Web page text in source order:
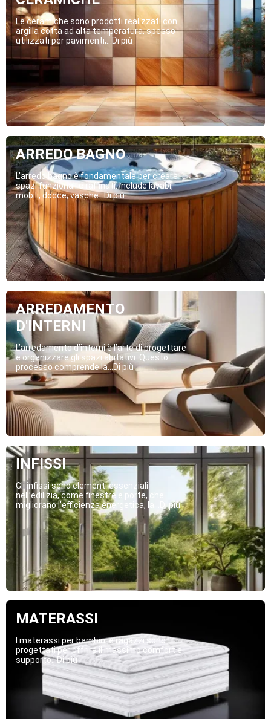
Le ceramiche sono prodotti realizzati con
argilla cotta ad alta temperatura, spesso
utilizzati per pavimenti,...Di più
ARREDO BAGNO
L’arredo bagno è fondamentale per creare
spazi funzionali e raffinati. Include lavabi,
mobili, docce, vasche...Di più
ARREDAMENTO
D'INTERNI
L’arredamento d’interni è l’arte di progettare
e organizzare gli spazi abitativi. Questo
processo comprende la...Di più
INFISSI
Gli infissi sono elementi essenziali
nell’edilizia, come finestre e porte, che
migliorano l’efficienza energetica, la...Di più
MATERASSI
I materassi per bambini e ragazzi sono
progettati per offrire il massimo comfort e
supporto...Di più